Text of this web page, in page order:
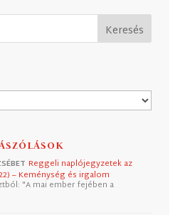
Reggeli naplójegyzetek az
– Keménység és irgalom
"A mai ember fejében a